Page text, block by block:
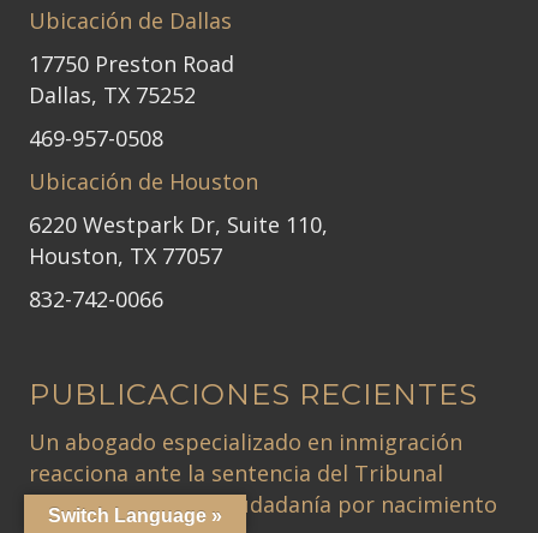
Ubicación de Dallas
17750 Preston Road
Dallas, TX 75252
469-957-0508
Ubicación de Houston
6220 Westpark Dr, Suite 110,
Houston, TX 77057
832-742-0066
PUBLICACIONES RECIENTES
Un abogado especializado en inmigración
reacciona ante la sentencia del Tribunal
Supremo sobre la ciudadanía por nacimiento
Switch Language »